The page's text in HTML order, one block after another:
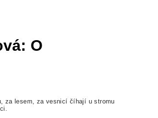
O
za lesem, za vesnicí číhají u stromu